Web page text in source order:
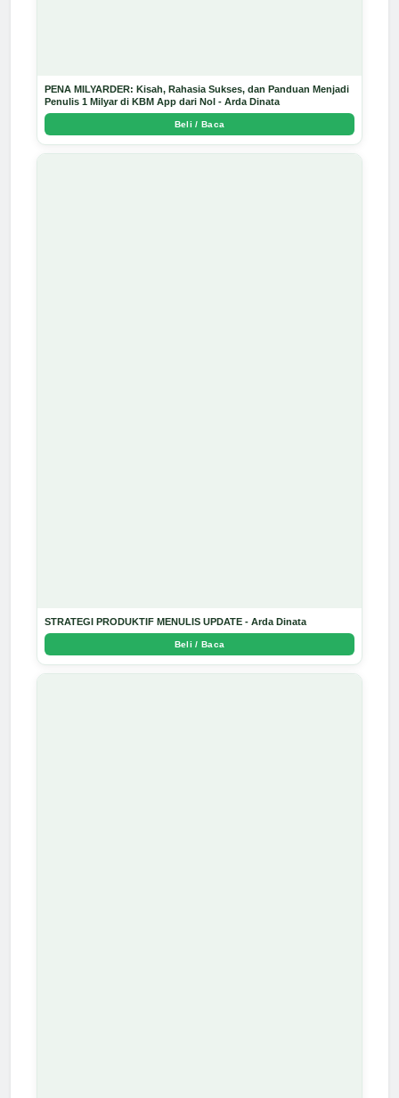
PENA MILYARDER: Kisah, Rahasia Sukses, dan Panduan Menjadi
Penulis 1 Milyar di KBM App dari Nol - Arda Dinata
Beli / Baca
STRATEGI PRODUKTIF MENULIS UPDATE - Arda Dinata
Beli / Baca